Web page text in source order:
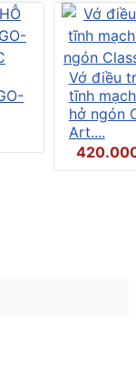
Vớ điều
tĩnh
hở ngón
Art....